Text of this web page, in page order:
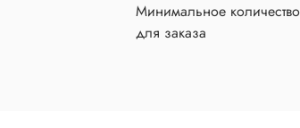
Минимальное количество
для заказа